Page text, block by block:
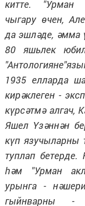
китте. "Урман
чыгару өчен,
да эшләде, әмма
80 яшьлек
1935 елларда
кирәклеген -
күрсәтмә алгач,
Яшел Үзәннән
күп язучыларны
туплап
һәм "Урман
урынга -
гыйнварны -